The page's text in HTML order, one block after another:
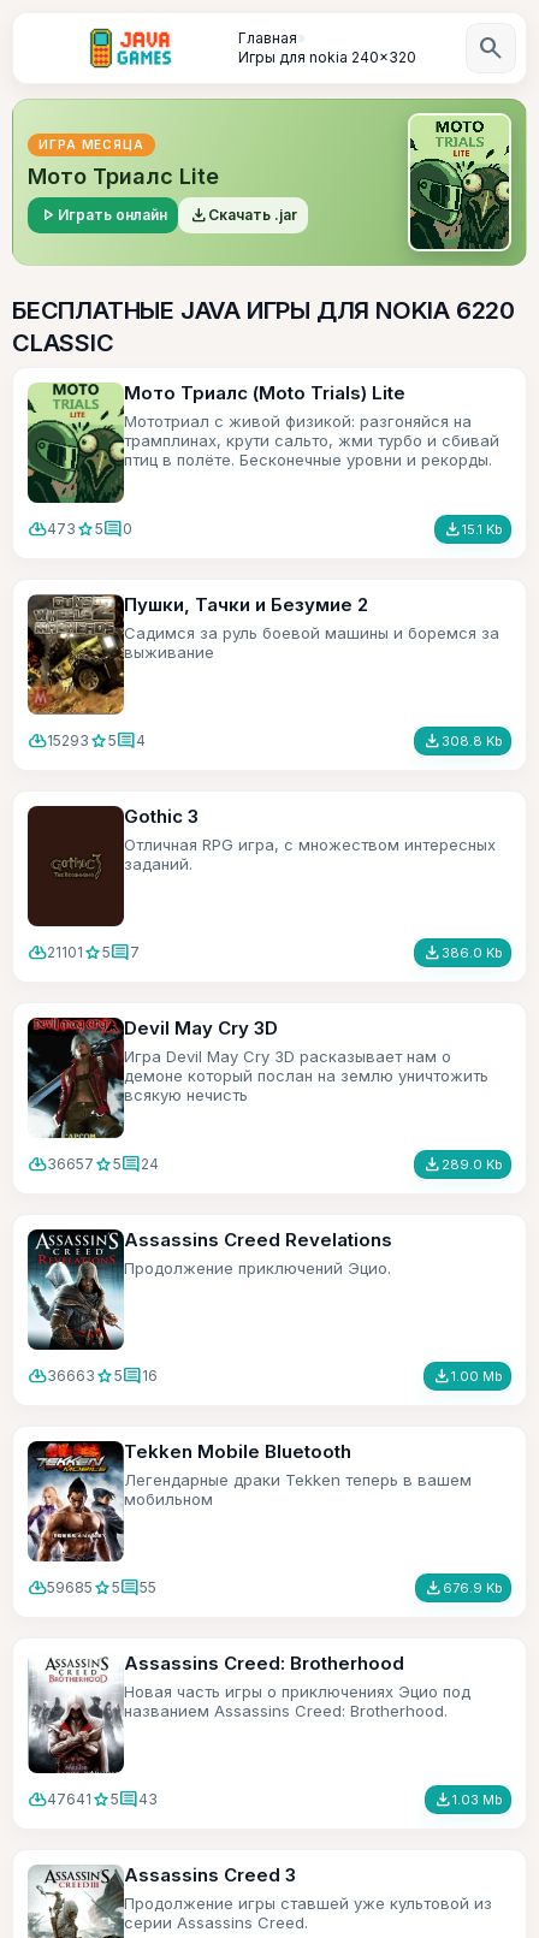
Главная»
Игры для nokia 240x320
search
ИГРА МЕСЯЦА
Мото Триалс Lite
play_arrow Играть онлайн file_download Скачать .jar
БЕСПЛАТНЫЕ JAVA ИГРЫ ДЛЯ NOKIA 6220
CLASSIC
Мото Триалс (Moto Trials) Lite
Мототриал с живой физикой: разгоняйся на
трамплинах, крути сальто, жми турбо и сбивай
птиц в полёте. Бесконечные уровни и рекорды.
cloud_download473 star5comment0 file_download15.1 Kb
Пушки, Тачки и Безумие 2
Садимся за руль боевой машины и боремся за
выживание
cloud_download15293 star5comment4 file_download 308.8 Kb
Gothic 3
Отличная RPG игра, с множеством интересных
заданий.
cloud_download21101 star5comment7 file_download 386.0 Kb
Devil May Cry 3D
Игра Devil May Cry 3D расказывает нам о
демоне который послан на землю уничтожить
всякую нечисть
cloud_download36657 star5comment24 file_download 289.0 Kb
Assassins Creed Revelations
Продолжение приключений Эцио.
cloud_download36663 star5comment16 file_download1.00 Mb
Tekken Mobile Bluetooth
Легендарные драки Tekken теперь в вашем
мобильном
cloud_download59685 star5comment55 file_download 676.9 Kb
Assassins Creed: Brotherhood
Новая часть игры о приключениях Эцио под
названием Assassins Creed: Brotherhood.
cloud_download47641 star5comment43 file_download1.03 Mb
Assassins Creed 3
Продолжение игры ставшей уже культовой из
серии Assassins Creed.